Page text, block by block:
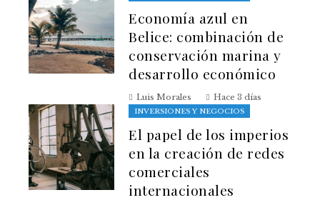
Economía azul en
Belice: combinación de
conservación marina y
desarrollo económico
Luis Morales Hace 3 días
INVERSIONES Y NEGOCIOS
El papel de los imperios
en la creación de redes
comerciales
internacionales